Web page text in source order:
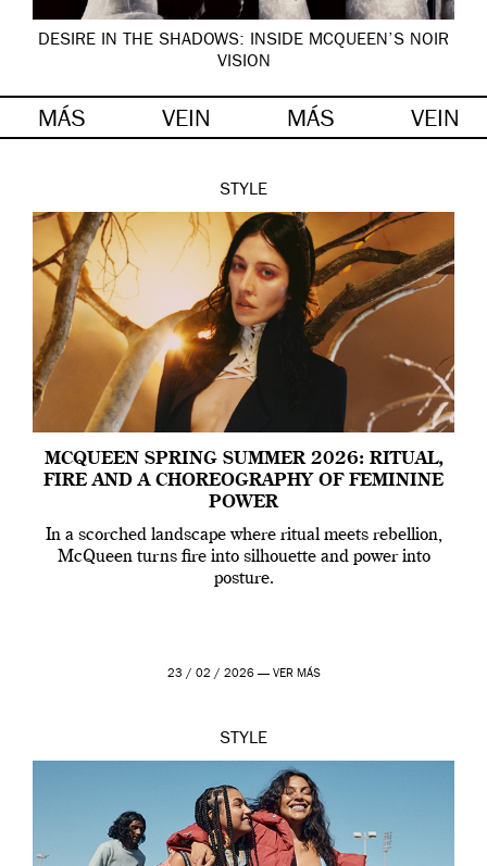
DESIRE IN THE SHADOWS: INSIDE MCQUEEN’S NOIR
VISION
MÁS VEIN MÁS VEIN
STYLE
MCQUEEN SPRING SUMMER 2026: RITUAL,
FIRE AND A CHOREOGRAPHY OF FEMININE
POWER
In a scorched landscape where ritual meets rebellion,
McQueen turns fire into silhouette and power into
posture.
23 / 02 / 2026 — VER MÁS
STYLE